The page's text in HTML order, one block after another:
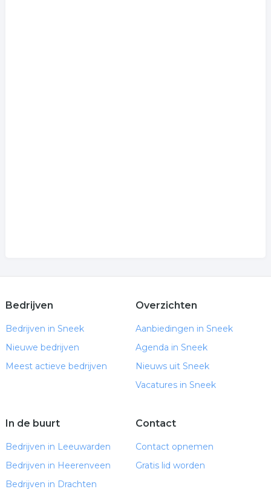
Bedrijven
Bedrijven in Sneek
Nieuwe bedrijven
Meest actieve bedrijven
Overzichten
Aanbiedingen in Sneek
Agenda in Sneek
Nieuws uit Sneek
Vacatures in Sneek
In de buurt
Bedrijven in Leeuwarden
Bedrijven in Heerenveen
Bedrijven in Drachten
Contact
Contact opnemen
Gratis lid worden